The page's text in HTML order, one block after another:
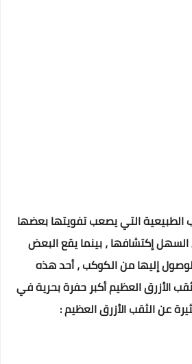
الطبيعية التي يصعب تفويتهابعضها
السهل إكتشافها ، بينما يقع البعض
إليها من الكوكب ، أحد هذه
الأزرق العظيم أكبر حفرة بحرية في
عن الثقب الأزرق العظيم :